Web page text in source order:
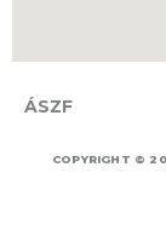
ÁSZF
COPYRIGHT ©